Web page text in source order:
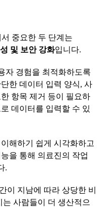
중요한 두 단계는
및 보안 강화입니다.
자 경험을 최적화하도록
한 데이터 입력 양식, 사
항목 제거 등이 필요하
데이터를 입력할 수 있
해하기 쉽게 시각화하고
을 통해 의료진의 작업
.
이 지남에 따라 상당한 비
사람들이 더 생산적으